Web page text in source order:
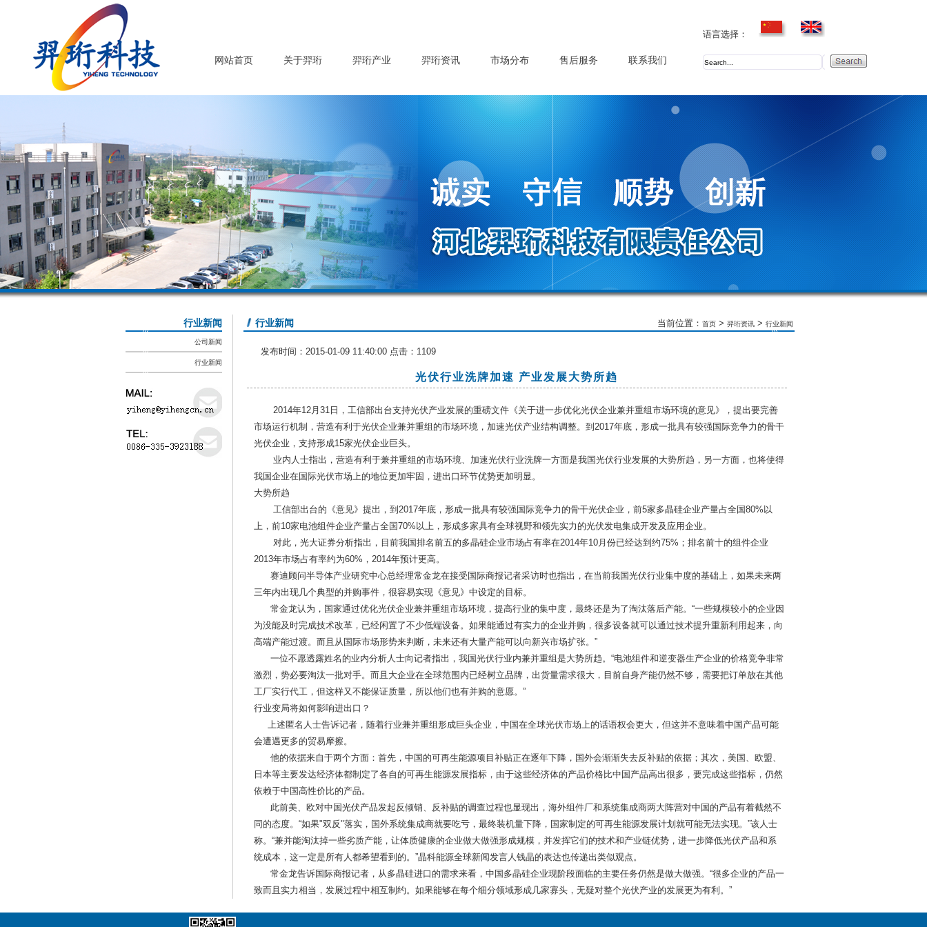
网站首页 关于羿珩 羿珩产业 羿珩资讯 市场分布 售后服务 联系我们
语言选择：
行业新闻
公司新闻
行业新闻
行业新闻 当前位置： 首页 > 羿珩资讯 > 行业新闻
发布时间：2015-01-09 11:40:00 点击： 1109
光伏行业洗牌加速 产业发展大势所趋
2014年12月31日，工信部出台支持光伏产业发展的重磅文件《关于进一步优化光伏企业兼并重组市场环境的意见》，提出要完善
市场运行机制，营造有利于光伏企业兼并重组的市场环境，加速光伏产业结构调整。到2017年底，形成一批具有较强国际竞争力的骨干
光伏企业，支持形成15家光伏企业巨头。
业内人士指出，营造有利于兼并重组的市场环境、加速光伏行业洗牌一方面是我国光伏行业发展的大势所趋，另一方面，也将使得
我国企业在国际光伏市场上的地位更加牢固，进出口环节优势更加明显。
大势所趋
工信部出台的《意见》提出，到2017年底，形成一批具有较强国际竞争力的骨干光伏企业，前5家多晶硅企业产量占全国80%以
上，前10家电池组件企业产量占全国70%以上，形成多家具有全球视野和领先实力的光伏发电集成开发及应用企业。
对此，光大证券分析指出，目前我国排名前五的多晶硅企业市场占有率在2014年10月份已经达到约75%；排名前十的组件企业
2013年市场占有率约为60%，2014年预计更高。
赛迪顾问半导体产业研究中心总经理常金龙在接受国际商报记者采访时也指出，在当前我国光伏行业集中度的基础上，如果未来两
三年内出现几个典型的并购事件，很容易实现《意见》中设定的目标。
常金龙认为，国家通过优化光伏企业兼并重组市场环境，提高行业的集中度，最终还是为了淘汰落后产能。“一些规模较小的企业因
为没能及时完成技术改革，已经闲置了不少低端设备。如果能通过有实力的企业并购，很多设备就可以通过技术提升重新利用起来，向
高端产能过渡。而且从国际市场形势来判断，未来还有大量产能可以向新兴市场扩张。”
一位不愿透露姓名的业内分析人士向记者指出，我国光伏行业内兼并重组是大势所趋。“电池组件和逆变器生产企业的价格竞争非常
激烈，势必要淘汰一批对手。而且大企业在全球范围内已经树立品牌，出货量需求很大，目前自身产能仍然不够，需要把订单放在其他
工厂实行代工，但这样又不能保证质量，所以他们也有并购的意愿。”
行业变局将如何影响进出口？
上述匿名人士告诉记者，随着行业兼并重组形成巨头企业，中国在全球光伏市场上的话语权会更大，但这并不意味着中国产品可能
会遭遇更多的贸易摩擦。
他的依据来自于两个方面：首先，中国的可再生能源项目补贴正在逐年下降，国外会渐渐失去反补贴的依据；其次，美国、欧盟、
日本等主要发达经济体都制定了各自的可再生能源发展指标，由于这些经济体的产品价格比中国产品高出很多，要完成这些指标，仍然
依赖于中国高性价比的产品。
此前美、欧对中国光伏产品发起反倾销、反补贴的调查过程也显现出，海外组件厂和系统集成商两大阵营对中国的产品有着截然不
同的态度。“如果"双反"落实，国外系统集成商就要吃亏，最终装机量下降，国家制定的可再生能源发展计划就可能无法实现。”该人士
称。“兼并能淘汰掉一些劣质产能，让体质健康的企业做大做强形成规模，并发挥它们的技术和产业链优势，进一步降低光伏产品和系
统成本，这一定是所有人都希望看到的。”晶科能源全球新闻发言人钱晶的表达也传递出类似观点。
常金龙告诉国际商报记者，从多晶硅进口的需求来看，中国多晶硅企业现阶段面临的主要任务仍然是做大做强。“很多企业的产品一
致而且实力相当，发展过程中相互制约。如果能够在每个细分领域形成几家寡头，无疑对整个光伏产业的发展更为有利。”